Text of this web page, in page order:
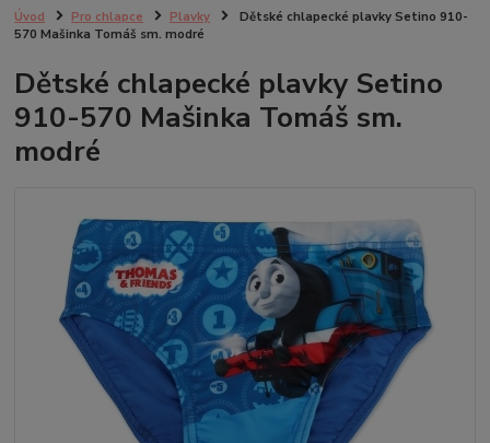
Úvod Pro chlapce Plavky
Dětské chlapecké plavky Setino 910-
570 Mašinka Tomáš sm. modré
Dětské chlapecké plavky Setino
910-570 Mašinka Tomáš sm.
modré